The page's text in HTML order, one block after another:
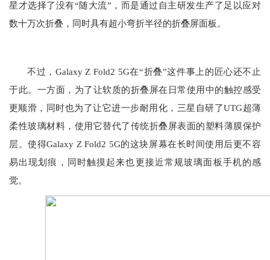
星才选择了没有“随大流”，而是通过自主研发生产了足以应对
数十万次折叠，同时具有超小弯折半径的折叠屏面板。
不过，Galaxy Z Fold2 5G在“折叠”这件事上的匠心还不止
于此。一方面，为了让软质的折叠屏在日常使用中的触控感受
更顺滑，同时也为了让它进一步耐用化，三星自研了UTG超薄
柔性玻璃材料，使用它替代了传统折叠屏表面的塑料薄膜保护
层。使得Galaxy Z Fold2 5G的这块屏幕在长时间使用后更不容
易出现划痕，同时触摸起来也更接近常规玻璃面板手机的感
觉。